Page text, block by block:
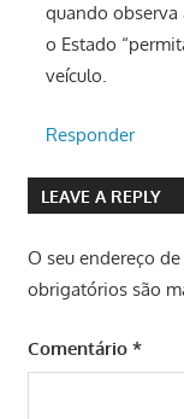
quando observa
o Estado
veículo.
Responder
LEAVE A REPLY
O seu endereço
obrigatórios são
Comentário *